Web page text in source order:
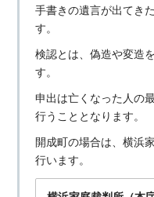
手書きの遺言が出てき
す。
検認とは、偽造や変造
す。
申出は亡くなった人の
行うこととなります。
開成町の場合は、横浜
行います。